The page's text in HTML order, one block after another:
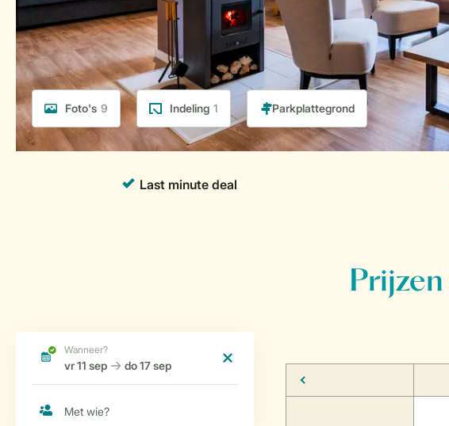
Foto's 9 Indeling 1